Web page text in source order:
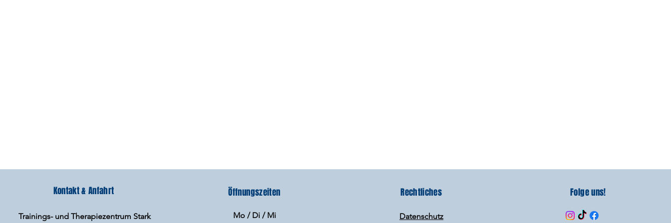
Kontakt & Anfahrt
Trainings- und Therapiezentrum Stark
Öffnungszeiten
Mo / Di / Mi
Rechtliches
Datenschutz
Folge uns!